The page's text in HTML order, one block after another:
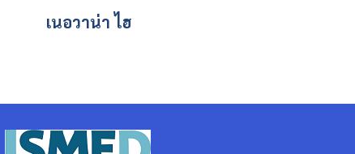
เนอวาน่า ไฮ